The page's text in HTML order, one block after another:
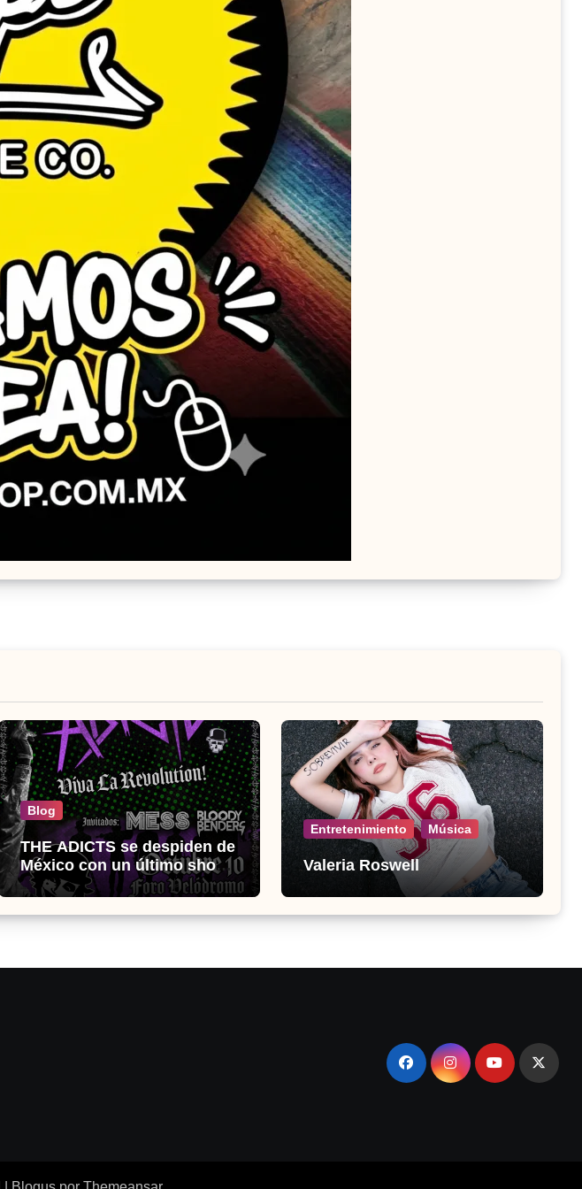
Blog
THE ADICTS se despiden de
México con un último show
histórico
Entretenimiento Música
Valeria Roswell